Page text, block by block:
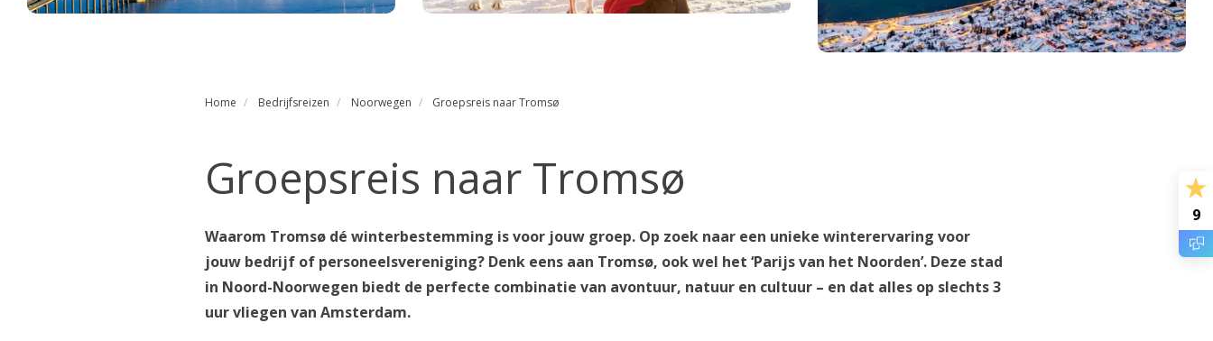
Home Bedrijfsreizen Noorwegen Groepsreis naar Tromsø
Groepsreis naar Tromsø
Waarom Tromsø dé winterbestemming is voor jouw groep. Op zoek naar een unieke winterervaring voor
jouw bedrijf of personeelsvereniging? Denk eens aan Tromsø, ook wel het ‘Parijs van het Noorden’. Deze stad
in Noord-Noorwegen biedt de perfecte combinatie van avontuur, natuur en cultuur – en dat alles op slechts 3
uur vliegen van Amsterdam.
9